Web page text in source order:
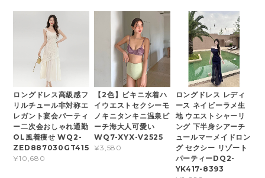
ロングドレス高級感フ
リルチュール非対称エ
レガント宴会パーティ
ー二次会おしゃれ通勤
OL風着痩せ WQ2-
ZED887030GT415
¥10,680
【2色】ビキニ水着ハ
イウエストセクシーモ
ノキニタンキニ温泉ビ
ーチ海大人可愛い
WQ7-XYX-V2525
¥3,580
ロングドレス レディ
ース ネイビーラメ生
地 ウエストシャーリ
ング 下半身シアーチ
ュールマーメイドロン
グ セクシー リゾート
パーティーDQ2-
YK417-8393